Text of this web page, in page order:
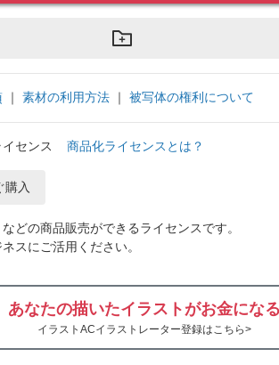
｜ 素材の利用方法 ｜ 被写体の権利について
センス 商品化ライセンスとは？
購入
どの商品販売ができるライセンスです。
スにご活用ください。
あなたの描いたイラストがお金になる
イラストACイラストレーター登録はこちら>